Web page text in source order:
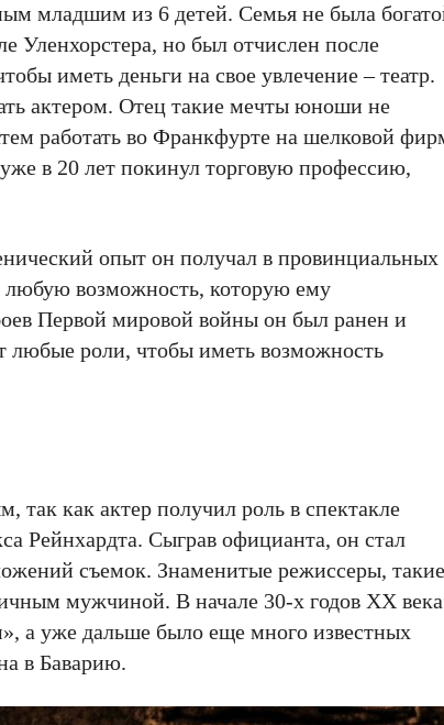
младшим из 6 детей. Семья не была
Уленхорстера, но был отчислен после
иметь деньги на свое увлечение – театр.
актером. Отец такие мечты юноши не
работать во Франкфурте на шелковой
в 20 лет покинул торговую профессию,
опыт он получал в провинциальных
любую возможность, которую ему
Первой мировой войны он был ранен и
любые роли, чтобы иметь возможность
так как актер получил роль в спектакле
Рейнхардта. Сыграв официанта, он стал
съемок. Знаменитые режиссеры, такие
мужчиной. В начале 30-х годов XX века
а уже дальше было еще много известных
в Баварию.